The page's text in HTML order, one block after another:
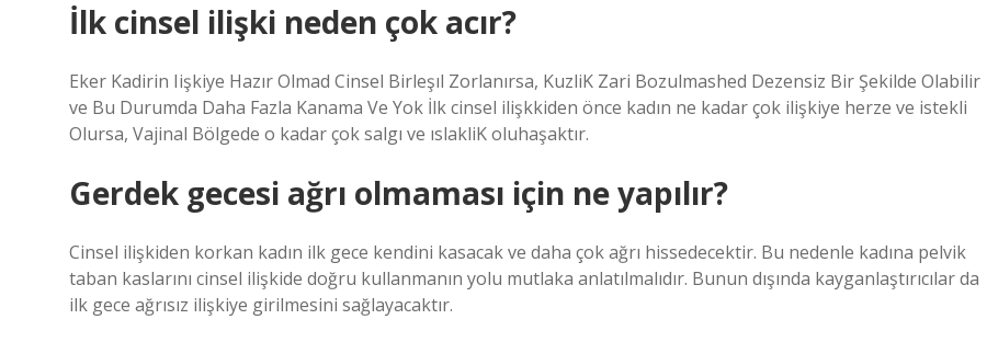
İlk cinsel ilişki neden çok acır?
Eker Kadirin Iişkiye Hazır Olmad Cinsel Birleşıl Zorlanırsa, KuzliK Zari Bozulmashed Dezensiz Bir Şekilde Olabilir
ve Bu Durumda Daha Fazla Kanama Ve Yok İlk cinsel ilişkkiden önce kadın ne kadar çok ilişkiye herze ve istekli
Olursa, Vajinal Bölgede o kadar çok salgı ve ıslakliK oluhaşaktır.
Gerdek gecesi ağrı olmaması için ne yapılır?
Cinsel ilişkiden korkan kadın ilk gece kendini kasacak ve daha çok ağrı hissedecektir. Bu nedenle kadına pelvik
taban kaslarını cinsel ilişkide doğru kullanmanın yolu mutlaka anlatılmalıdır. Bunun dışında kayganlaştırıcılar da
ilk gece ağrısız ilişkiye girilmesini sağlayacaktır.